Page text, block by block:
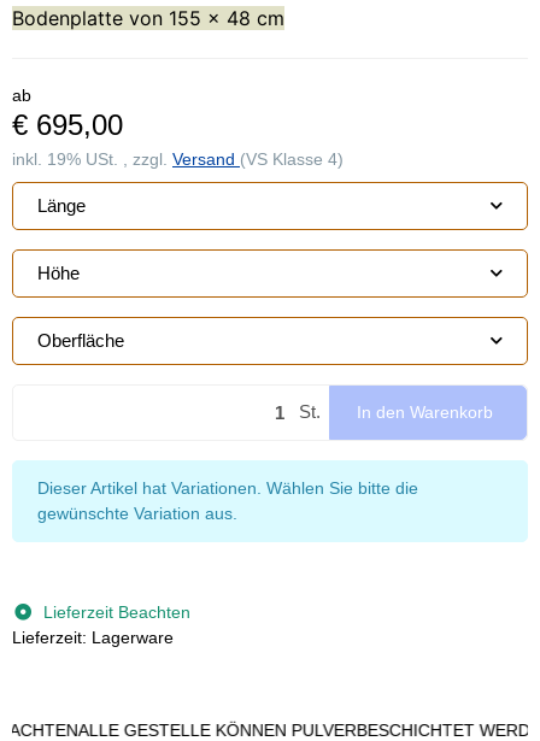
Bodenplatte von 155 × 48 cm
ab
€ 695,00
inkl. 19% USt. , zzgl. Versand (VS Klasse 4)
Länge
Höhe
Oberfläche
St. In den Warenkorb
x
Dieser Artikel hat Variationen. Wählen Sie bitte die
gewünschte Variation aus.
Lieferzeit Beachten
Lieferzeit: Lagerware
ALLE GESTELLE KÖNNEN PULVERBESCHICHTET WERDEN -